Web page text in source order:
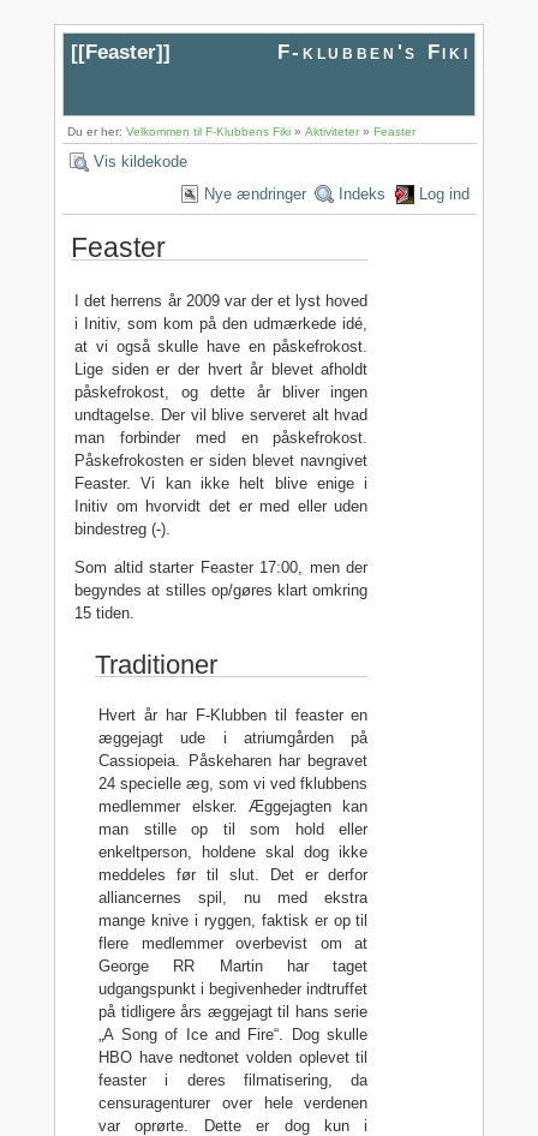
[[Feaster]] F-klubben's Fiki
Du er her:Velkommen til F-Klubbens Fiki »Aktiviteter»Feaster
Vis kildekode
Nye ændringer
Indeks Log ind
Feaster
I det herrens år 2009 var der et lyst hoved
i Initiv, som kom på den udmærkede idé,
at vi også skulle have en påskefrokost.
Lige siden er der hvert år blevet afholdt
påskefrokost, og dette år bliver ingen
undtagelse. Der vil blive serveret alt hvad
man forbinder med en påskefrokost.
Påskefrokosten er siden blevet navngivet
Feaster. Vi kan ikke helt blive enige i
Initiv om hvorvidt det er med eller uden
bindestreg (-).
Som altid starter Feaster 17:00, men der
begyndes at stilles op/gøres klart omkring
15 tiden.
Traditioner
Hvert år har F-Klubben til feaster en
æggejagt ude i atriumgården på
Cassiopeia. Påskeharen har begravet
24 specielle æg, som vi ved fklubbens
medlemmer elsker. Æggejagten kan
man stille op til som hold eller
enkeltperson, holdene skal dog ikke
meddeles før til slut. Det er derfor
alliancernes spil, nu med ekstra
mange knive i ryggen, faktisk er op til
flere medlemmer overbevist om at
George RR Martin har taget
udgangspunkt i begivenheder indtruffet
på tidligere års æggejagt til hans serie
„A Song of Ice and Fire“. Dog skulle
HBO have nedtonet volden oplevet til
feaster i deres filmatisering, da
censuragenturer over hele verdenen
var oprørte. Dette er dog kun i